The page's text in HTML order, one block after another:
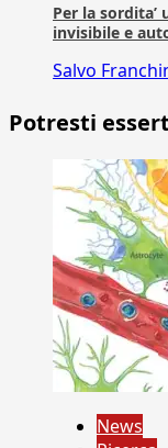
Per la
invisibile e
Salvo
Potresti
News